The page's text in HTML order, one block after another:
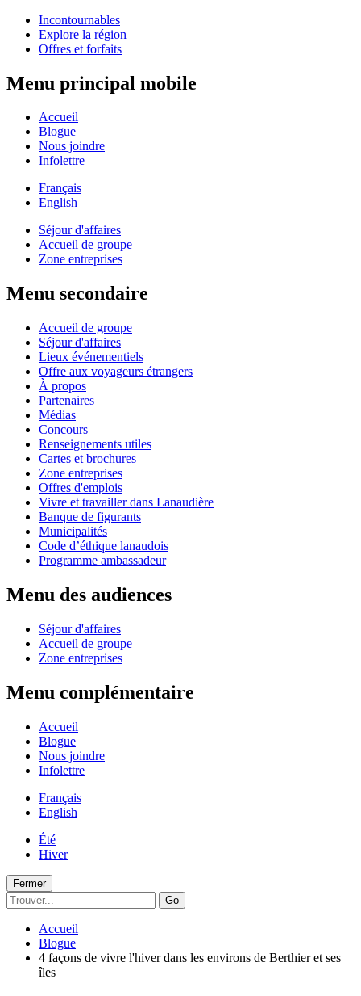
Incontournables
Explore la région
Offres et forfaits
Menu principal mobile
Accueil
Blogue
Nous joindre
Infolettre
Français
English
Séjour d'affaires
Accueil de groupe
Zone entreprises
Menu secondaire
Accueil de groupe
Séjour d'affaires
Lieux événementiels
Offre aux voyageurs étrangers
À propos
Partenaires
Médias
Concours
Renseignements utiles
Cartes et brochures
Zone entreprises
Offres d'emplois
Vivre et travailler dans Lanaudière
Banque de figurants
Municipalités
Code d’éthique lanaudois
Programme ambassadeur
Menu des audiences
Séjour d'affaires
Accueil de groupe
Zone entreprises
Menu complémentaire
Accueil
Blogue
Nous joindre
Infolettre
Français
English
Été
Hiver
Fermer
Go
Accueil
Blogue
4 façons de vivre l'hiver dans les environs de Berthier et ses
îles